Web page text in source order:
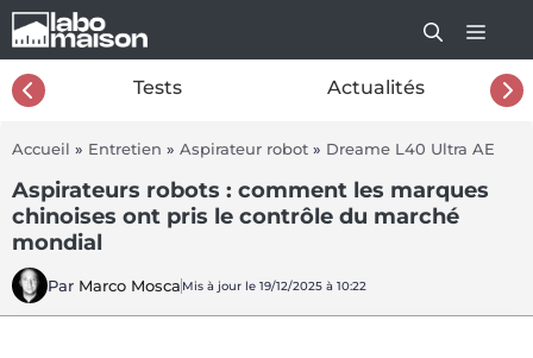
Aller
au
contenu
Tests Actualités
Accueil » Entretien » Aspirateur robot » Dreame L40 Ultra AE
Aspirateurs robots : comment les marques
chinoises ont pris le contrôle du marché
mondial
Par Marco Mosca Mis à jour le 19/12/2025 à 10:22